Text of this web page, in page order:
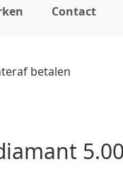
Contact
betalen